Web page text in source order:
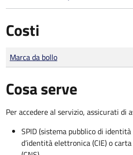
Costi
Tipo di pagamento
Importo
Marca da bollo
Cosa serve
Per accedere al servizio, assicurati di
SPID (sistema pubblico di
d’identità elettronica (CIE) o